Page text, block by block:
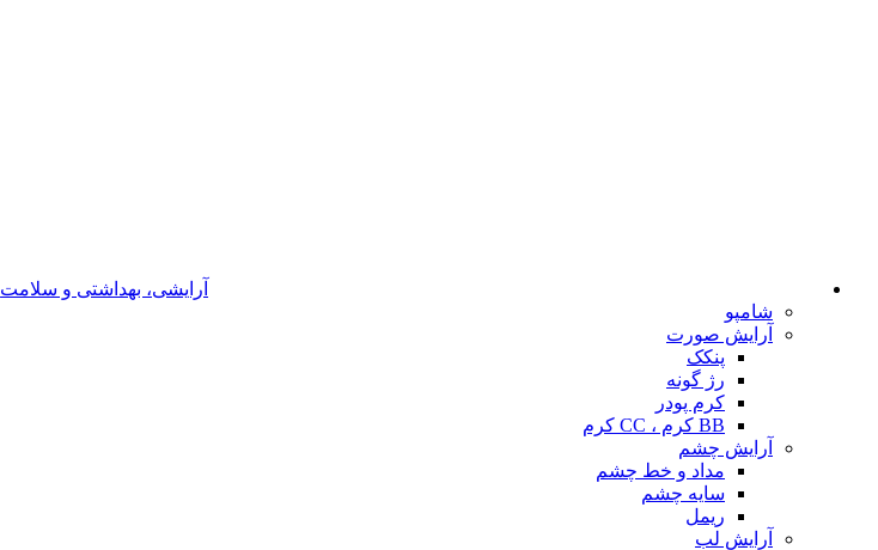
آرایشی، بهداشتی و سلامت
شامپو
آرایش صورت
پنکک
رژ گونه
کرم پودر
BB کرم ، CC کرم
آرایش چشم
مداد و خط چشم
سایه چشم
ریمل
آرایش لب